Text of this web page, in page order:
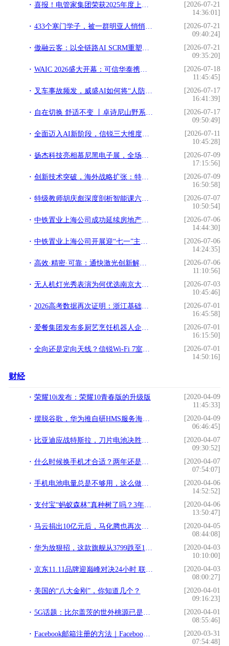
喜报！电管家集团荣获2025年度上海市科学技术奖一等奖
[2026-07-21
14:36:01]
433个寒门学子，被一群明亚人悄悄托起
[2026-07-21
09:40:24]
傲融云客：以全链路AI SCRM重塑会展数字化运营新生态
[2026-07-21
09:35:20]
WAIC 2026盛大开幕：可信华泰携手超聚变，全栈AI安全方案重磅亮相
[2026-07-18
11:45:45]
叉车事故频发，威盛AI如何将“人防”变为“智防”？
[2026-07-17
16:41:39]
自在切换 舒适不变 丨卓诗尼山野系列全新上市
[2026-07-17
09:50:49]
全面迈入AI新阶段，信锐三大维度方案助力企业平稳拥抱AI转型
[2026-07-11
10:45:28]
扬杰科技亮相慕尼黑电子展，全场景功率半导体矩阵彰显IDM战略纵深
[2026-07-09
17:15:56]
创新技术突破，海外战略扩张：特浦朗克亮相 2026 中国国际铝工业展
[2026-07-09
16:50:58]
特级教师胡庆彪深度剖析智能课六大核心评判标准
[2026-07-07
10:50:54]
中铁置业上海公司成功延续房地产开发一级资质
[2026-07-06
14:44:30]
中铁置业上海公司开展迎“七一”主题系列活动
[2026-07-06
14:24:35]
高效·精密·可靠：通快激光创新解决方案亮相AMTS 2026
[2026-07-06
11:10:56]
无人机灯光秀表演为何优选南京大漠空中
[2026-07-03
10:45:46]
2026高考数据再次证明：浙江基础教育继续领跑全国
[2026-07-01
16:45:58]
爱餐集团发布多厨艺烹饪机器人企业标准，量化指标引领数字烹饪
[2026-07-01
16:15:50]
全向还是定向天线？信锐Wi-Fi 7室外AP全都要！
[2026-07-01
14:50:16]
财经
荣耀10i发布：荣耀10青春版的升级版
[2020-04-09
11:45:33]
摆脱谷歌，华为推自研HMS服务海外求生
[2020-04-09
06:46:45]
比亚迪应战特斯拉，刀片电池决胜于关键
[2020-04-07
09:30:52]
什么时候换手机才合适？两年还是三年？其实厂商已经"安排"好了
[2020-04-07
07:54:07]
手机电池电量总是不够用，这么做能大大改善待机时间
[2020-04-06
14:52:52]
支付宝“蚂蚁森林”真种树了吗？3年多过去了，现在变得怎么样？
[2020-04-06
13:50:47]
马云捐出10亿元后，马化腾也再次出手了，还是马化腾厉害！
[2020-04-05
08:44:08]
华为放狠招，这款旗舰从3799跌至1699，网友：买早了
[2020-04-03
10:10:00]
京东11.11品牌迎巅峰对决24小时 联想霸占PC销量榜6大冠军
[2020-04-03
08:00:27]
美国的“八大金刚”，你知道几个？
[2020-04-01
09:16:23]
5G话题：比尔盖茨的世外桃源已是小儿科，我们的智能家居会更精彩
[2020-04-01
08:55:46]
Facebook邮箱注册的方法｜Facebook如何用邮箱注册的教程全解析
[2020-03-31
07:54:48]